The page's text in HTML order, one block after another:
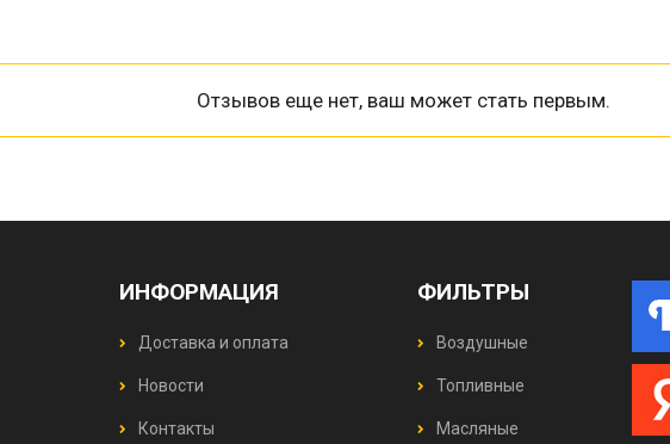
Отзывов еще нет, ваш может стать первым.
ИНФОРМАЦИЯ
Доставка и оплата
Новости
Контакты
ФИЛЬТРЫ
Воздушные
Топливные
Масляные